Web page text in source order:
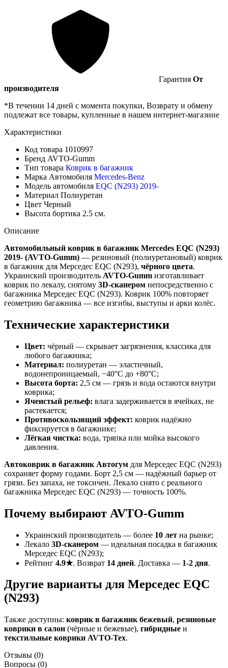
Гарантия От
производителя
*В течении 14 дней с момента покупки, Возврату и обмену
подлежат все товары, купленные в нашем интернет-магазине
Характеристики
Код товара 1010997
Бренд AVTO-Gumm
Тип товара Коврик в багажник
Марка Автомобиля Mercedes-Benz
Модель автомобиля EQC (N293) 2019-
Материал Полиуретан
Цвет Черный
Высота бортика 2.5 см.
Описание
Автомобильный коврик в багажник Mercedes EQС (N293)
2019- (AVTO-Gumm) — резиновый (полиуретановый) коврик
в багажник для Мерседес ЕQС (N293), чёрного цвета.
Украинский производитель AVTO-Gumm изготавливает
коврик по лекалу, снятому 3D-сканером непосредственно с
багажника Мерседес ЕQС (N293). Коврик 100% повторяет
геометрию багажника — все изгибы, выступы и арки колёс.
Технические характеристики
Цвет: чёрный — скрывает загрязнения, классика для
любого багажника;
Материал: полиуретан — эластичный,
водонепроницаемый, −40°C до +80°C;
Высота борта: 2,5 см — грязь и вода остаются внутри
коврика;
Ячеистый рельеф: влага задерживается в ячейках, не
растекается;
Противоскользящий эффект: коврик надёжно
фиксируется в багажнике;
Лёгкая чистка: вода, тряпка или мойка высокого
давления.
Автоковрик в багажник Автогум для Мерседес ЕQС (N293)
сохраняет форму годами. Борт 2,5 см — надёжный барьер от
грязи. Без запаха, не токсичен. Лекало снято с реального
багажника Мерседес ЕQС (N293) — точность 100%.
Почему выбирают AVTO-Gumm
Украинский производитель — более 10 лет на рынке;
Лекало 3D-сканером — идеальная посадка в багажник
Мерседес ЕQС (N293);
Рейтинг 4.9★. Возврат 14 дней. Доставка — 1-2 дня.
Другие варианты для Мерседес ЕQС
(N293)
Также доступны: коврик в багажник бежевый, резиновые
коврики в салон (чёрные и бежевые), гибридные и
текстильные коврики AVTO-Tex.
Отзывы (0)
Вопросы (0)